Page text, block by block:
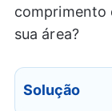
comprimento
sua área?
Solução